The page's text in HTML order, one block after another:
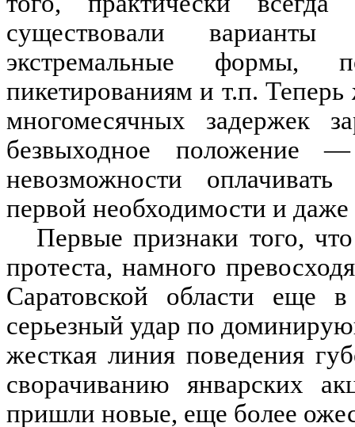
существовали
экстремальные формы,
пикетированиям и т.п.
многомесячных задержек
безвыходное
невозможности
первой необходимости и
Первые признаки того,
протеста, намного
Саратовской области еще
серьезный удар по
жесткая линия поведения
сворачиванию январских
пришли новые, еще более